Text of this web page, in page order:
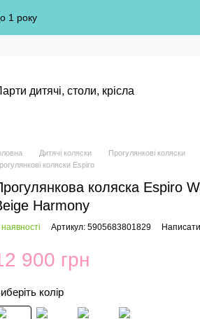
1 року
дитячі, столи, крісла
Дитячі коляски
Прогулянкові коляски
коляски Espiro
коляска Espiro
Harmony
наявності Артикул: 5905683801829 Написати
900 грн
колір